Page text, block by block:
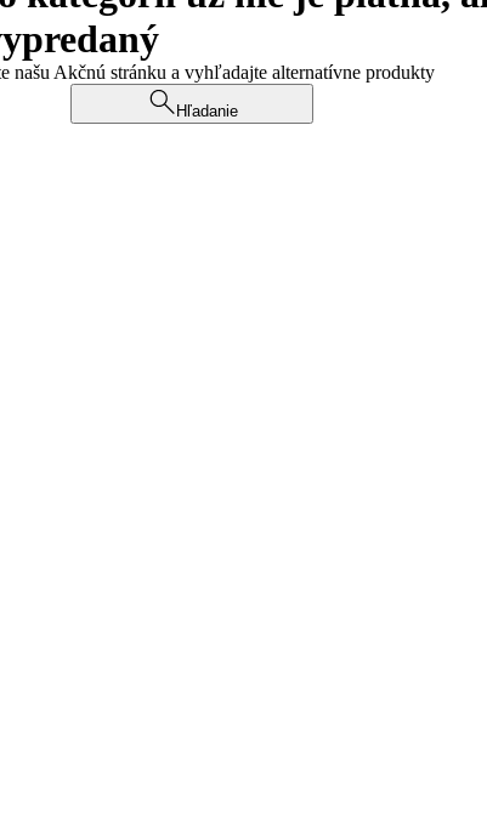
našu Akčnú stránku a vyhľadajte alternatívne produkty
Hľadanie